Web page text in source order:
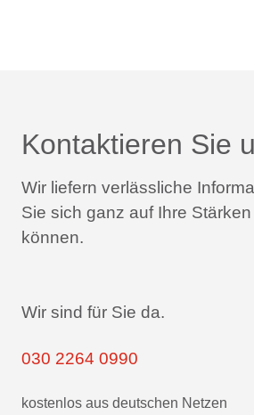
Kontaktieren Sie
Wir liefern verlässliche
Sie sich ganz auf Ihre
können.
Wir sind für Sie da.
030 2264 0990
kostenlos aus deutschen Netzen